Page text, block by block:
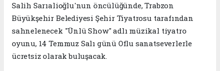
Salih Sarıalioğlu'nun öncülüğünde, Trabzon
Büyükşehir Belediyesi Şehir Tiyatrosu tarafından
sahnelenecek "Ünlü Show" adlı müzikal tiyatro
oyunu, 14 Temmuz Salı günü Oflu sanatseverlerle
ücretsiz olarak buluşacak.